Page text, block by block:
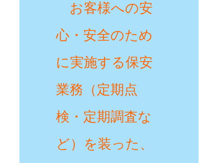
お客様への安
心・安全のため
に実施する保安
業務（定期点
検・定期調査な
ど）を装った、